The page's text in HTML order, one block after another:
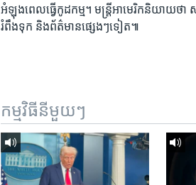
អំឡុងពេល​ធ្វើ​កូដ​កម្ម។ មន្ត្រី​អាមេរិក​និយាយថ
រំពឹង​ទុក និង​ព័ត៌មាន​ផ្សេងៗទៀត៕
កម្មវិធី​នីមួយៗ